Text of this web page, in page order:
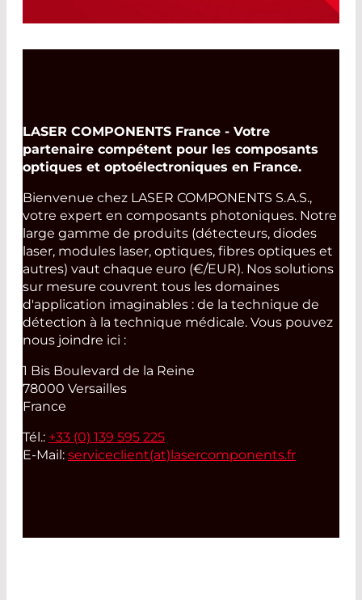
Read More
LASER COMPONENTS France - Votre
partenaire compétent pour les composants
optiques et optoélectroniques en France.
Bienvenue chez LASER COMPONENTS S.A.S.,
votre expert en composants photoniques. Notre
large gamme de produits (détecteurs, diodes
laser, modules laser, optiques, fibres optiques et
autres) vaut chaque euro (€/EUR). Nos solutions
sur mesure couvrent tous les domaines
d'application imaginables : de la technique de
détection à la technique médicale. Vous pouvez
nous joindre ici :
1 Bis Boulevard de la Reine
78000 Versailles
France
Tél.: +33 (0) 139 595 225
E-Mail: serviceclient(at) lasercomponents.fr